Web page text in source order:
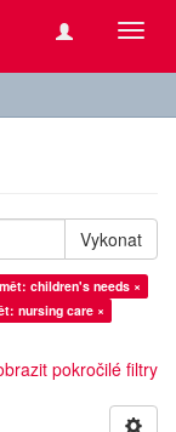
Vykonat
children's needs ×
nursing care ×
pokročilé filtry